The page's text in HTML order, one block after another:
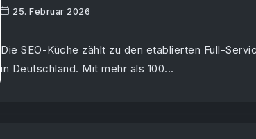
25. Februar 2026
Die SEO-Küche zählt zu den etablierten Full-
in Deutschland. Mit mehr als 100...